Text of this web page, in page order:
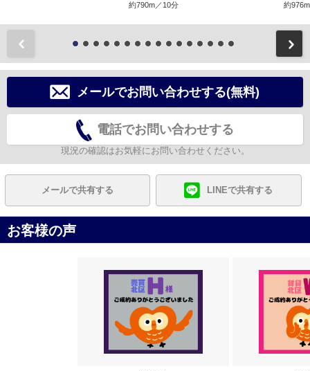
約790m／10分 約
メールでお問い合わせする(無料)
電話でお問い合わせする
現況の確認はお気軽にお問い合わせください。
メールで共有する LINEで共有する
お客様の声